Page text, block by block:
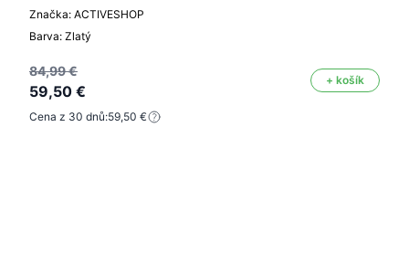
Značka: ACTIVESHOP
Barva: Zlatý
84,99 €
59,50 €
+ košík
Cena z 30 dnů:59,50 €